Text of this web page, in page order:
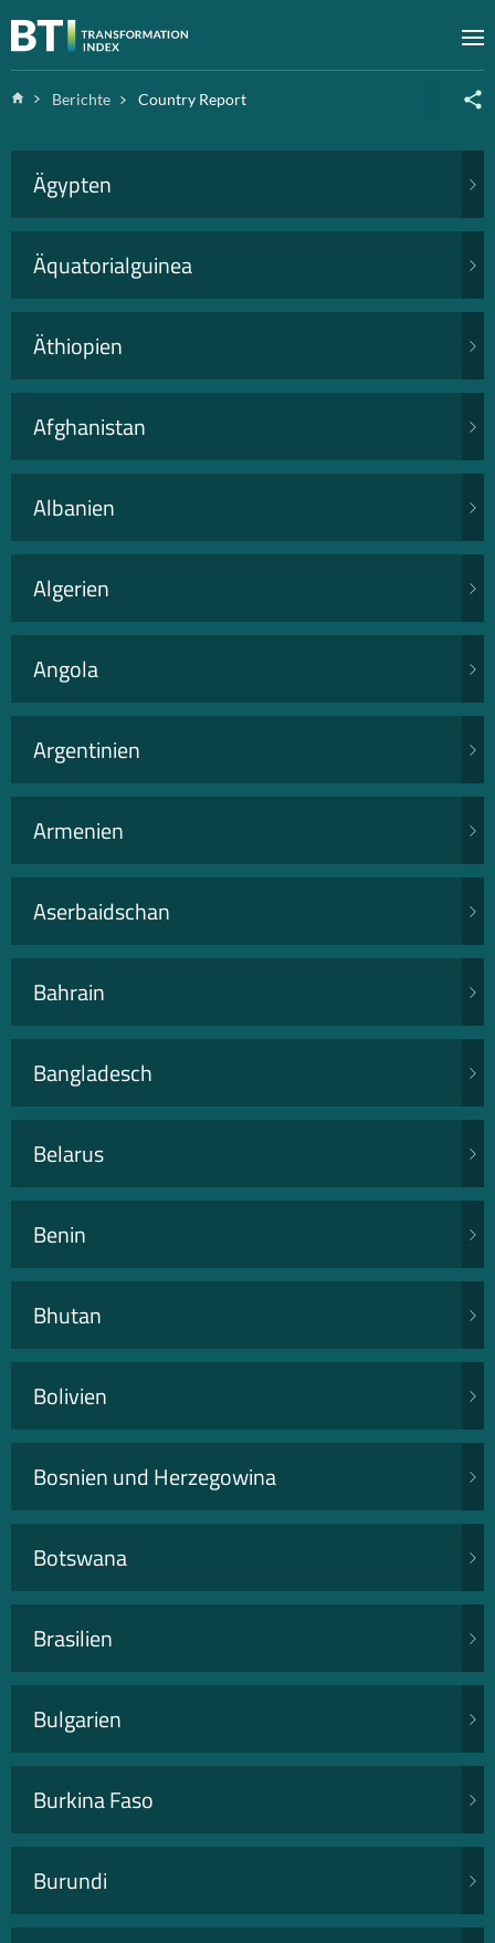
Zum Inhalt springen
HomeBerichte Country Report
Ägypten
Äquatorialguinea
Äthiopien
Afghanistan
Albanien
Algerien
Angola
Argentinien
Armenien
Aserbaidschan
Bahrain
Bangladesch
Belarus
Benin
Bhutan
Bolivien
Bosnien und Herzegowina
Botswana
Brasilien
Bulgarien
Burkina Faso
Burundi